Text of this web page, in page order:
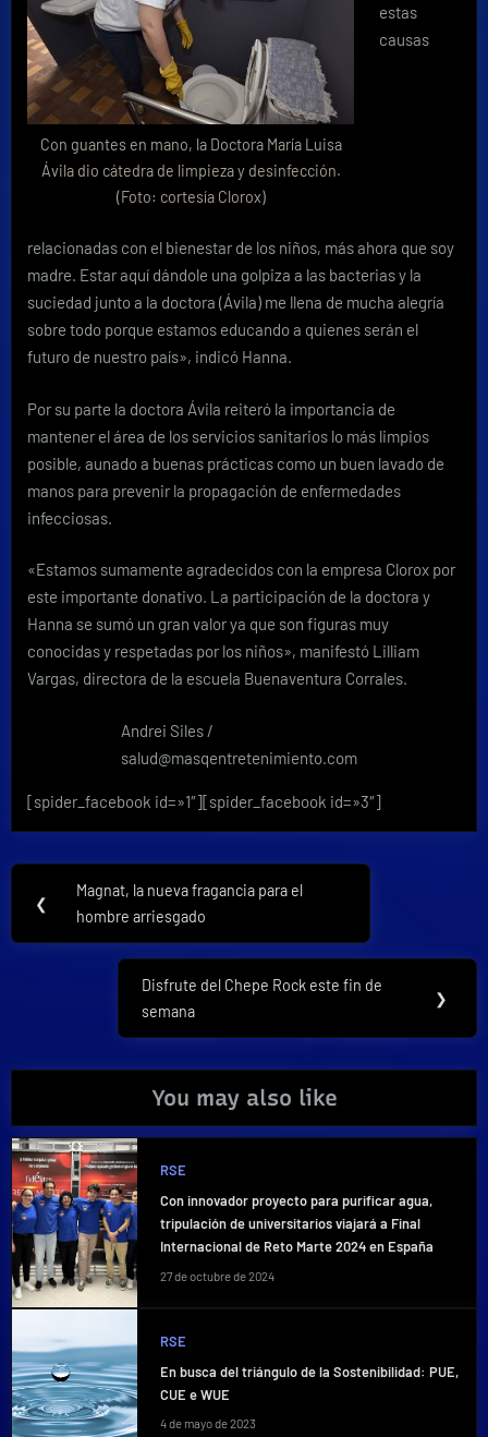
Con guantes en mano, la Doctora María Luisa
Ávila dio cátedra de limpieza y desinfección.
(Foto: cortesía Clorox)
estas
causas
relacionadas con el bienestar de los niños, más ahora que soy
madre. Estar aquí dándole una golpiza a las bacterias y la
suciedad junto a la doctora (Ávila) me llena de mucha alegría
sobre todo porque estamos educando a quienes serán el
futuro de nuestro país», indicó Hanna.
Por su parte la doctora Ávila reiteró la importancia de
mantener el área de los servicios sanitarios lo más limpios
posible, aunado a buenas prácticas como un buen lavado de
manos para prevenir la propagación de enfermedades
infecciosas.
«Estamos sumamente agradecidos con la empresa Clorox por
este importante donativo. La participación de la doctora y
Hanna se sumó un gran valor ya que son figuras muy
conocidas y respetadas por los niños», manifestó Lilliam
Vargas, directora de la escuela Buenaventura Corrales.
Andrei Siles /
salud@masqentretenimiento.com
[spider_facebook id=»1″][spider_facebook id=»3″]
Navegación
de
entradas
❮
Previous
Post:
Magnat, la nueva fragancia para el
hombre arriesgado
Next
Post:
Disfrute del Chepe Rock este fin de
semana
❯
You may also like
RSE
Con innovador proyecto para purificar agua,
tripulación de universitarios viajará a Final
Internacional de Reto Marte 2024 en España
27 de octubre de 2024
RSE
En busca del triángulo de la Sostenibilidad: PUE,
CUE e WUE
4 de mayo de 2023